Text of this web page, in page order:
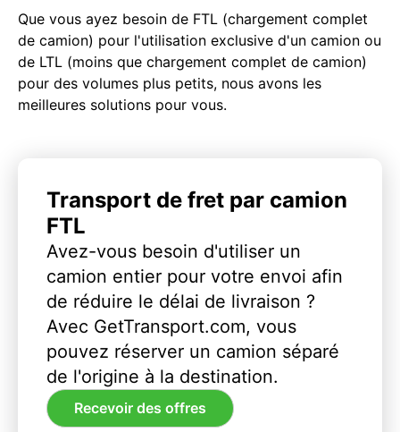
Que vous ayez besoin de FTL (chargement complet
de camion) pour l'utilisation exclusive d'un camion ou
de LTL (moins que chargement complet de camion)
pour des volumes plus petits, nous avons les
meilleures solutions pour vous.
Transport de fret par camion
FTL
Avez-vous besoin d'utiliser un
camion entier pour votre envoi afin
de réduire le délai de livraison ?
Avec GetTransport.com, vous
pouvez réserver un camion séparé
de l'origine à la destination.
Recevoir des offres